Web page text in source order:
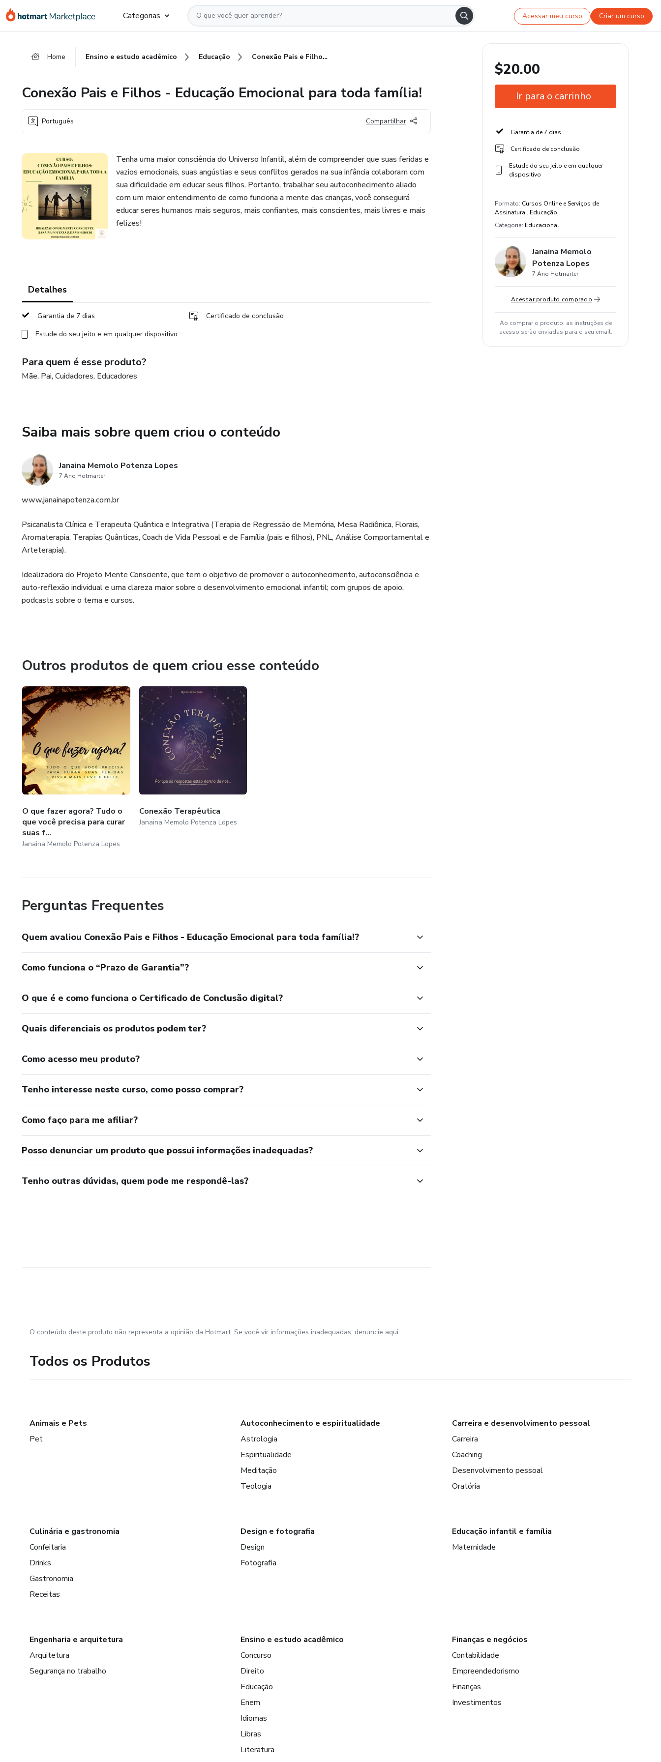
para
para
para
Categorias Acessar meu curso Criar um curso
Home Ensino e estudo acadêmico Educação Conexão Pais e Filhos - Educação Emocional para toda família!
Conexão Pais e Filhos - Educação Emocional para toda família!
Português Compartilhar
Tenha uma maior consciência do Universo Infantil, além de compreender que suas feridas e
vazios emocionais, suas angústias e seus conflitos gerados na sua infância colaboram com
sua dificuldade em educar seus filhos. Portanto, trabalhar seu autoconhecimento aliado
com um maior entendimento de como funciona a mente das crianças, você conseguirá
educar seres humanos mais seguros, mais confiantes, mais conscientes, mais livres e mais
felizes!
Detalhes
Garantia de 7 dias
Certificado de conclusão
Estude do seu jeito e em qualquer dispositivo
Para quem é esse produto?
Mãe, Pai, Cuidadores, Educadores
Saiba mais sobre quem criou o conteúdo
Janaina Memolo Potenza Lopes
7 Ano Hotmarter
www.janainapotenza.com.br
Psicanalista Clínica e Terapeuta Quântica e Integrativa (Terapia de Regressão de Memória, Mesa Radiônica, Florais,
Aromaterapia, Terapias Quânticas, Coach de Vida Pessoal e de Família (pais e filhos), PNL, Análise Comportamental e
Arteterapia).
Idealizadora do Projeto Mente Consciente, que tem o objetivo de promover o autoconhecimento, autoconsciência e
auto-reflexão individual e uma clareza maior sobre o desenvolvimento emocional infantil; com grupos de apoio,
podcasts sobre o tema e cursos.
Outros produtos de quem criou esse conteúdo
O que fazer agora? Tudo o
que você precisa para curar
suas f...
Janaina Memolo Potenza Lopes
Conexão Terapêutica
Janaina Memolo Potenza Lopes
Perguntas Frequentes
Quem avaliou Conexão Pais e Filhos - Educação Emocional para toda família!?
Como funciona o “Prazo de Garantia”?
O que é e como funciona o Certificado de Conclusão digital?
Quais diferenciais os produtos podem ter?
Como acesso meu produto?
Tenho interesse neste curso, como posso comprar?
Como faço para me afiliar?
Posso denunciar um produto que possui informações inadequadas?
Tenho outras dúvidas, quem pode me respondê-las?
$20.00
Ir para o carrinho
Garantia de 7 dias
Certificado de conclusão
Estude do seu jeito e em qualquer
dispositivo
Formato: Cursos Online e Serviços de
Assinatura . Educação
Categoria: Educacional
Janaina Memolo
Potenza Lopes
7 Ano Hotmarter
Acessar produto comprado
Ao comprar o produto, as instruções de
acesso serão enviadas para o seu email.
O conteúdo deste produto não representa a opinião da Hotmart. Se você vir informações inadequadas, denuncie aqui
Todos os Produtos
Animais e Pets
Pet
Autoconhecimento e espiritualidade
Astrologia
Espiritualidade
Meditação
Teologia
Carreira e desenvolvimento pessoal
Carreira
Coaching
Desenvolvimento pessoal
Oratória
Culinária e gastronomia
Confeitaria
Drinks
Gastronomia
Receitas
Design e fotografia
Design
Fotografia
Educação infantil e família
Maternidade
Engenharia e arquitetura
Arquitetura
Segurança no trabalho
Ensino e estudo acadêmico
Concurso
Direito
Educação
Enem
Idiomas
Libras
Literatura
Finanças e negócios
Contabilidade
Empreendedorismo
Finanças
Investimentos